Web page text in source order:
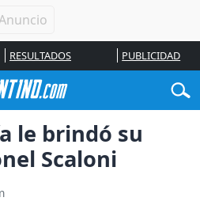
RESULTADOS PUBLICIDAD
le brindó su
Scaloni